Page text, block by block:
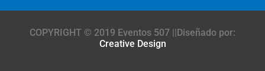
COPYRIGHT © 2019 Eventos 507 ||Diseñado por:
Creative Design